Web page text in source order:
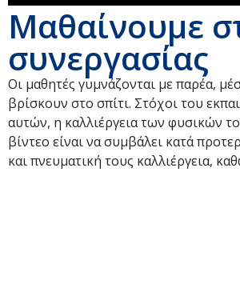
Μαθαίνουμε
συνεργασίας
Οι μαθητές γυμνάζονται με παρέα,
βρίσκουν στο σπίτι. Στόχοι του
αυτών, η καλλιέργεια των φυσικών
βίντεο είναι να συμβάλει κατά
και πνευματική τους καλλιέργεια,